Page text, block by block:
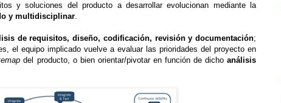
y soluciones del producto a desarrollar evolucionan mediante la
y multidisciplinar.
de requisitos, diseño, codificación, revisión y documentación;
el equipo implicado vuelve a evaluar las prioridades del proyecto en
del producto, o bien orientar/pivotar en función de dicho análisis